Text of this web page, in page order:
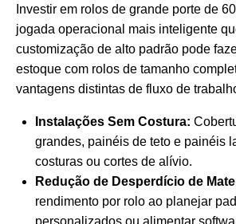
Investir em rolos de grande porte de
jogada operacional mais inteligente
customização de alto padrão pode
estoque com rolos de tamanho
vantagens distintas de fluxo de
Instalações Sem Costura:
grandes, painéis de teto e painéis
costuras ou cortes de alívio.
Redução de Desperdício de
rendimento por rolo ao planejar
personalizados ou alimentar